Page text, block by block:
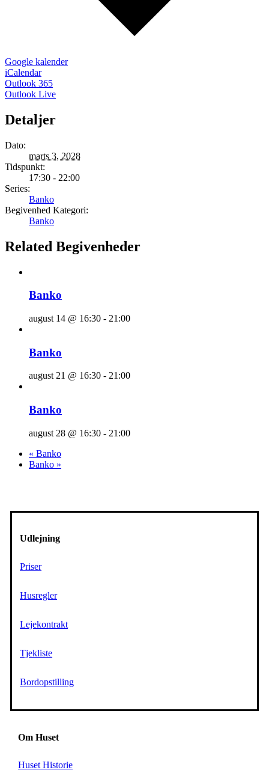
Google kalender
iCalendar
Outlook 365
Outlook Live
Detaljer
Dato:
marts 3, 2028
Tidspunkt:
17:30 - 22:00
Series:
Banko
Begivenhed Kategori:
Banko
Related Begivenheder
Banko
august 14 @ 16:30 - 21:00
Banko
august 21 @ 16:30 - 21:00
Banko
august 28 @ 16:30 - 21:00
« Banko
Banko »
Udlejning
Priser
Husregler
Lejekontrakt
Tjekliste
Bordopstilling
Om Huset
Huset Historie